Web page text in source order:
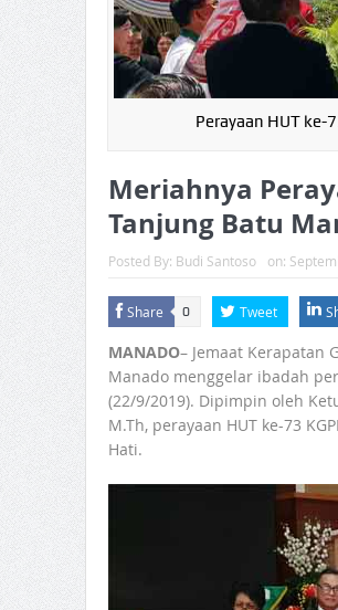
Perayaan HUT
Meriahnya
Tanjung Batu
Posted By: Budi Santoso on:
Share 0 Tweet
MANADO– Jemaat Kerapatan
Manado menggelar ibadah
(22/9/2019). Dipimpin oleh
M.Th, perayaan HUT ke-73
Hati.